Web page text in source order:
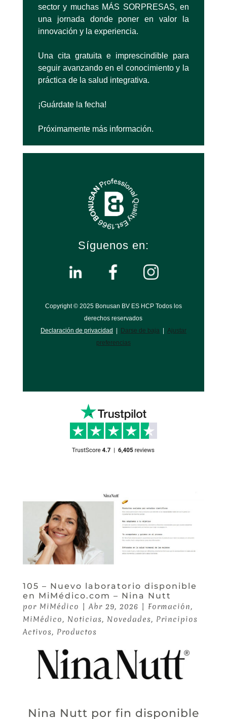
sector y muchas MÁS SORPRESAS, en
una jornada donde poner en valor la
innovación y la experiencia.
Una cita gratuita e imprescindible para
seguir avanzando en el conocimiento y la
práctica de la salud integrativa.
¡Guárdate la fecha!
Próximamente más información.
Síguenos en:
Copyright © 2025 Bonusan BV ES HCP Todos los
derechos reservados
Declaración de privacidad
Darse de baja
Ajustar
preferencias
105 – Nuevo laboratorio disponible
en MiMédico.com – Nina Nutt
por MiMédico | Abr 29, 2026 | Formación,
MiMédico, Noticias, Novedades, Principios
Activos, Productos
Nina Nutt por fin disponible